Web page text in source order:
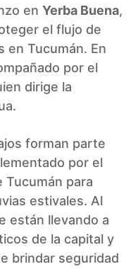
en Yerba Buena,
el flujo de
en Tucumán. En
por el
dirige la
forman parte
por el
Tucumán para
estivales. Al
están llevando a
de la capital y
brindar seguridad